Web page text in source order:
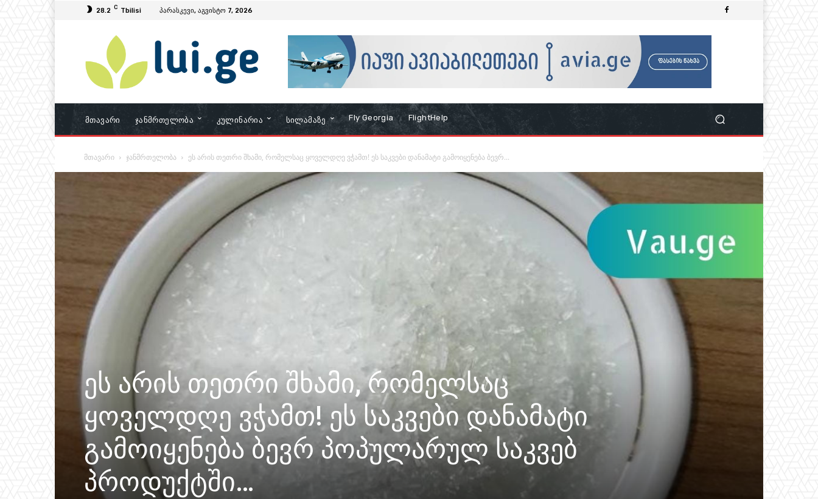
28.2 C Tbilisi პარასკევი, აგვისტო 7, 2026
Მთავარი Ჯანმრთელობა Კულინარია Სილამაზე Fly Georgia FlightHelp
მთავარი ჯანმრთელობა ეს არის თეთრი შხამი, რომელსაც ყოველდღე ვჭამთ! ეს საკვები დანამატი გამოიყენება ბევრ...
ეს არის თეთრი შხამი, რომელსაც
ყოველდღე ვჭამთ! ეს საკვები დანამატი
გამოიყენება ბევრ პოპულარულ საკვებ
პროდუქტში…